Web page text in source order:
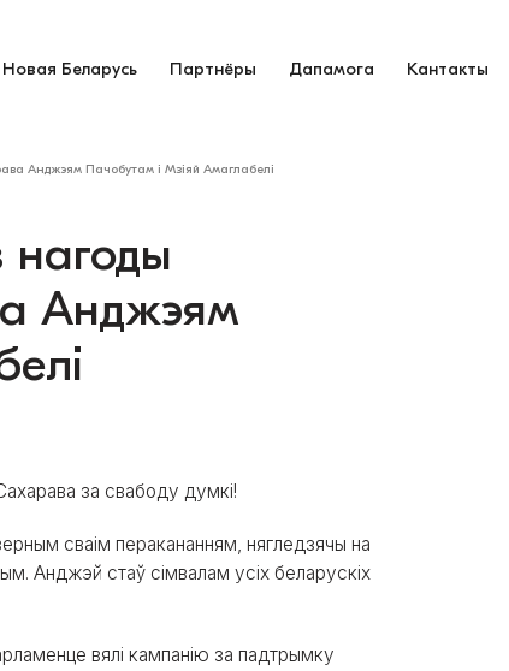
Новая Беларусь Партнёры Дапамога Кантакты
Анджэям Пачобутам і Мзіяй Амаглабелі
Анджэям
за свабоду думкі!
сваім перакананням, нягледзячы на
Анджэй стаў сімвалам усіх беларускіх
вялі кампанію за падтрымку